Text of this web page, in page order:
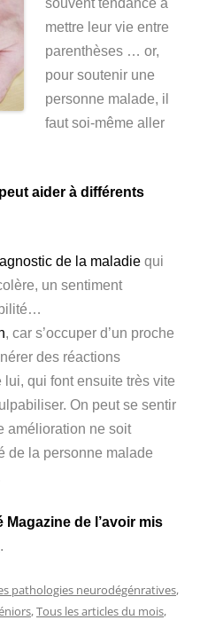
mettre leur vie entre
parenthèses … or,
pour soutenir une
personne malade, il
faut soi-même aller
aider à différents
de la maladie qui
un sentiment
, car s’occuper d’un proche
des réactions
qui font ensuite très vite
On peut se sentir
amélioration ne soit
de la personne malade
Magazine de l’avoir mis
.
pathologies neurodégénratives,
,Tous les articles du mois,